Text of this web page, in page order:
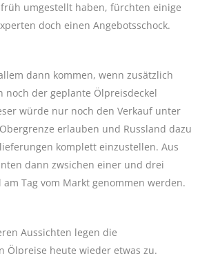
umgestellt haben, fürchten einige
doch einen Angebotsschock.
dann kommen, wenn zusätzlich
noch der geplante Ölpreisdeckel
würde nur noch den Verkauf unter
erlauben und Russland dazu
komplett einzustellen. Aus
dann zwsichen einer und drei
Tag vom Markt genommen werden.
Aussichten legen die
Ölpreise heute wieder etwas zu.